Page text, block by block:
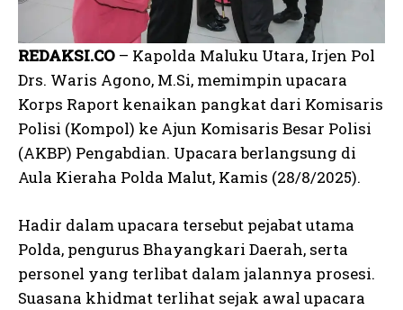
REDAKSI.CO – Kapolda Maluku Utara, Irjen Pol
Drs. Waris Agono, M.Si, memimpin upacara
Korps Raport kenaikan pangkat dari Komisaris
Polisi (Kompol) ke Ajun Komisaris Besar Polisi
(AKBP) Pengabdian. Upacara berlangsung di
Aula Kieraha Polda Malut, Kamis (28/8/2025).
Hadir dalam upacara tersebut pejabat utama
Polda, pengurus Bhayangkari Daerah, serta
personel yang terlibat dalam jalannya prosesi.
Suasana khidmat terlihat sejak awal upacara